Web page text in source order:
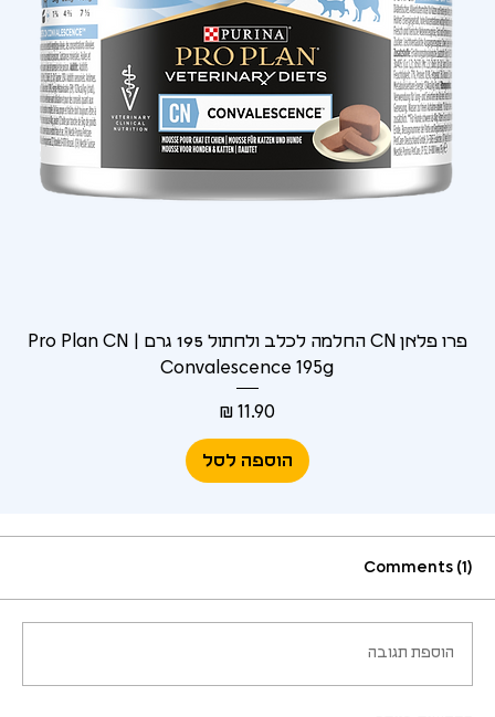
Comments
נראה שהייתה בעיה טכנית. כדאי לנסות להתחבר מחדש או לרענן את הדף.
Comments (1)
הוספת תגובה
פרו פלאן CN החלמה לכלב ולחתול 195 גרם | Pro Plan CN
Convalescence 195g
מחיר‏11.90 ‏₪
הוספה לסל